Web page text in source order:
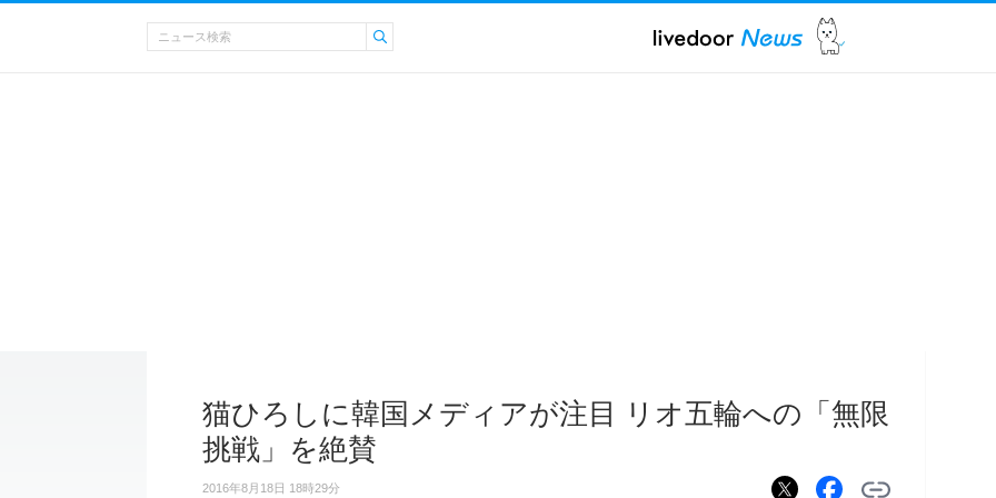
猫ひろしに韓国メディアが注目 リオ五輪への「無限
挑戦」を絶賛
2016年8月18日 18時29分